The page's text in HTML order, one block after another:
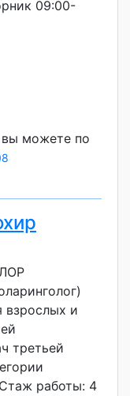
09:00-
вы можете по
взрослых и
третьей
работы: 4